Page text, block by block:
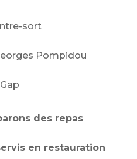
sort
Pompidou
des repas
en restauration